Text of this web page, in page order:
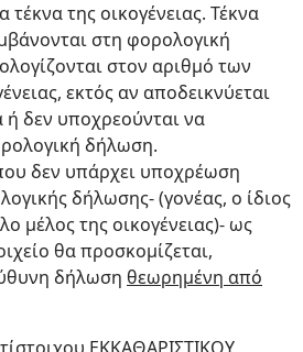
της οικογένειας. Τέκνα
στη φορολογική
στον αριθμό των
εκτός αν αποδεικνύεται
ή δεν υποχρεούνται να
δήλωση.
δεν υπάρχει υποχρέωση
δήλωσης- (γονέας, ο ίδιος
μέλος της οικογένειας)- ως
θα προσκομίζεται,
δήλωση θεωρημένη από